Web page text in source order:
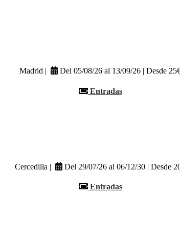
Madrid |
Del 05/08/26 al 13/09/26 | Desde
Entradas
Cercedilla |
Del 29/07/26 al 06/12/30 | Desde
Entradas